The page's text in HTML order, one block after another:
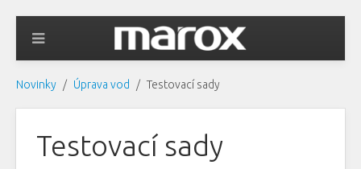
Novinky Úprava vod Testovací sady
Testovací sady